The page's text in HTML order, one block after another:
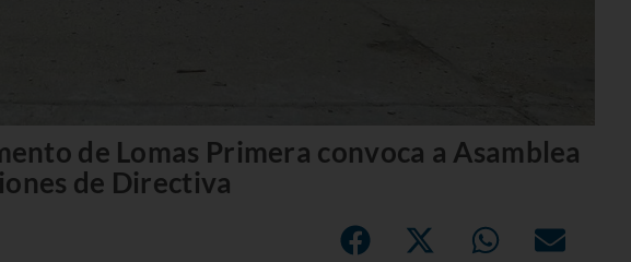
de Lomas Primera convoca a Asamblea
de Directiva